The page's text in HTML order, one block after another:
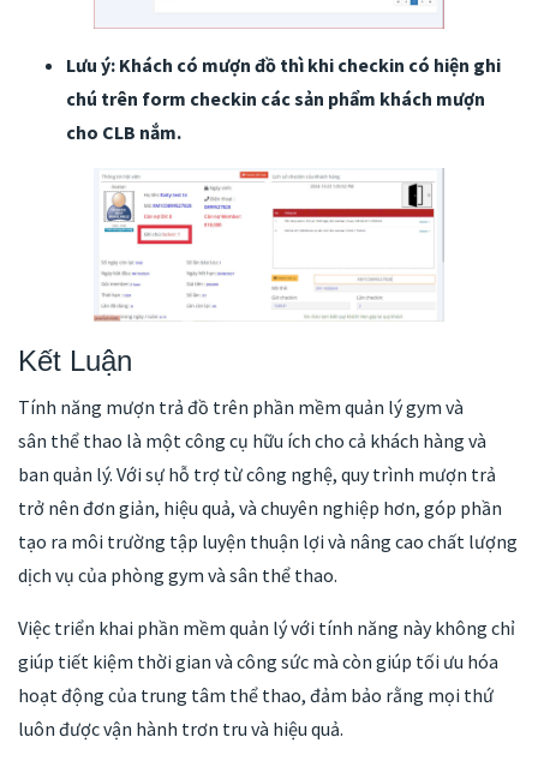
Lưu ý: Khách có mượn đồ thì khi checkin có hiện ghi
chú trên form checkin các sản phẩm khách mượn
cho CLB nắm.
Kết Luận
Tính năng mượn trả đồ trên phần mềm quản lý gym và
sân thể thao là một công cụ hữu ích cho cả khách hàng và
ban quản lý. Với sự hỗ trợ từ công nghệ, quy trình mượn trả
trở nên đơn giản, hiệu quả, và chuyên nghiệp hơn, góp phần
tạo ra môi trường tập luyện thuận lợi và nâng cao chất lượng
dịch vụ của phòng gym và sân thể thao.
Việc triển khai phần mềm quản lý với tính năng này không chỉ
giúp tiết kiệm thời gian và công sức mà còn giúp tối ưu hóa
hoạt động của trung tâm thể thao, đảm bảo rằng mọi thứ
luôn được vận hành trơn tru và hiệu quả.